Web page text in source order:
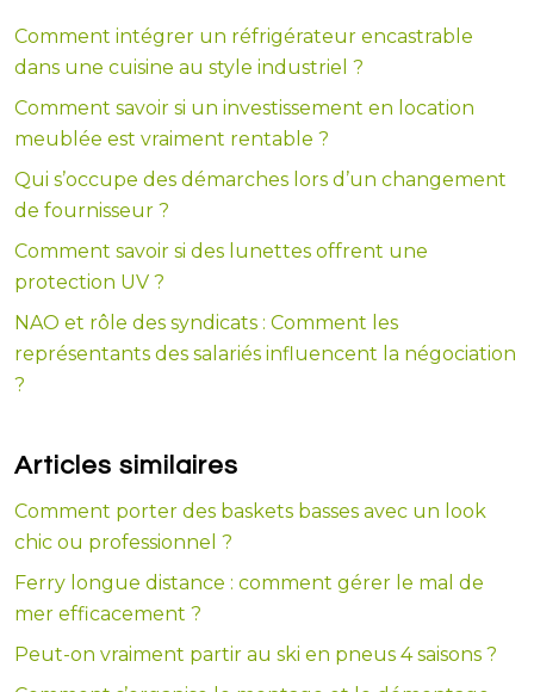
Comment intégrer un réfrigérateur encastrable
dans une cuisine au style industriel ?
Comment savoir si un investissement en location
meublée est vraiment rentable ?
Qui s’occupe des démarches lors d’un changement
de fournisseur ?
Comment savoir si des lunettes offrent une
protection UV ?
NAO et rôle des syndicats : Comment les
représentants des salariés influencent la négociation
?
Articles similaires
Comment porter des baskets basses avec un look
chic ou professionnel ?
Ferry longue distance : comment gérer le mal de
mer efficacement ?
Peut-on vraiment partir au ski en pneus 4 saisons ?